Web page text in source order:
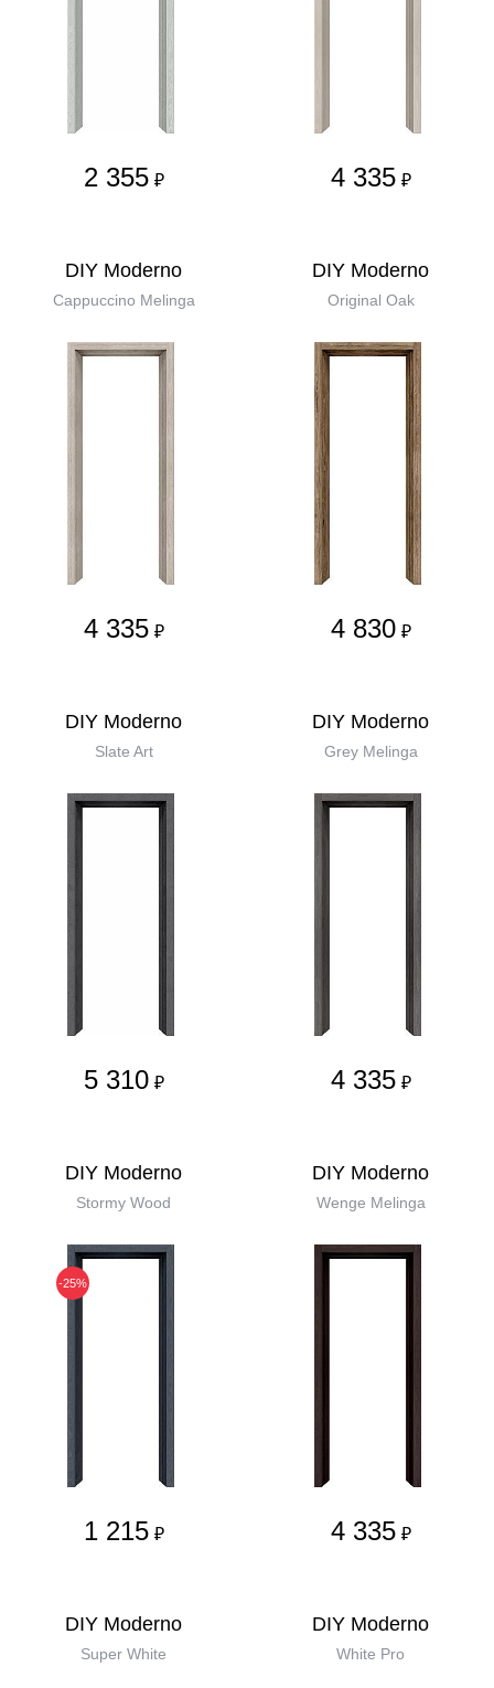
2 355 ₽ 4 335 ₽
DIY Moderno
Cappuccino Melinga
4 335 ₽
DIY Moderno
Original Oak
4 830 ₽
DIY Moderno
Slate Art
5 310 ₽
DIY Moderno
Grey Melinga
4 335 ₽
DIY Moderno
Stormy Wood
-25%
1 215 ₽
DIY Moderno
Wenge Melinga
4 335 ₽
DIY Moderno
Super White
DIY Moderno
White Pro